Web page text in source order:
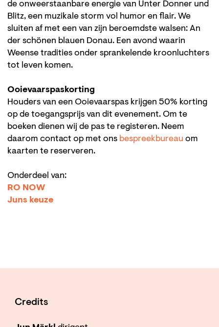
de onweerstaanbare energie van Unter Donner und
Blitz, een muzikale storm vol humor en flair. We
sluiten af met een van zijn beroemdste walsen: An
der schönen blauen Donau. Een avond waarin
Weense tradities onder sprankelende kroonluchters
tot leven komen.
Ooievaarspaskorting
Houders van een Ooievaarspas krijgen 50% korting
op de toegangsprijs van dit evenement. Om te
boeken dienen wij de pas te registeren. Neem
daarom contact op met ons bespreekbureau om
kaarten te reserveren.
Onderdeel van:
RO NOW
Juns keuze
Credits